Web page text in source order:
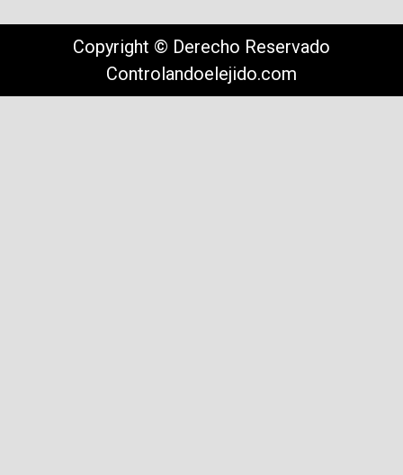
Copyright © Derecho Reservado
Controlandoelejido.com